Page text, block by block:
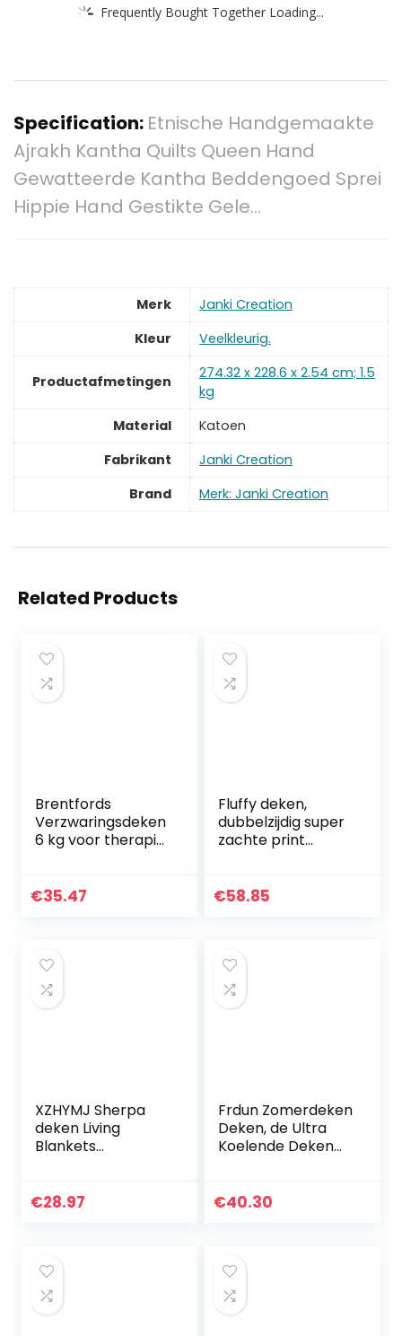
Frequently Bought Together Loading...
Specification: Etnische Handgemaakte
Ajrakh Kantha Quilts Queen Hand
Gewatteerde Kantha Beddengoed Sprei
Hippie Hand Gestikte Gele…
Merk
‎Janki Creation
Kleur
‎Veelkleurig.
Productafmetingen
‎274.32 x 228.6 x 2.54 cm; 1.5
kg
Material
‎Katoen
Fabrikant
‎Janki Creation
Brand
Merk: Janki Creation
Related Products
Brentfords
Verzwaringsdeken
6 kg voor therapie,
stressverminderin
€35.47
Fluffy deken,
dubbelzijdig super
zachte print
deken, massief
€58.85
XZHYMJ Sherpa
deken Living
Blankets
ultrazachte fleece
€28.97
Frdun Zomerdeken
Deken, de Ultra
Koelende Deken
Zachte Wasbare
€40.30